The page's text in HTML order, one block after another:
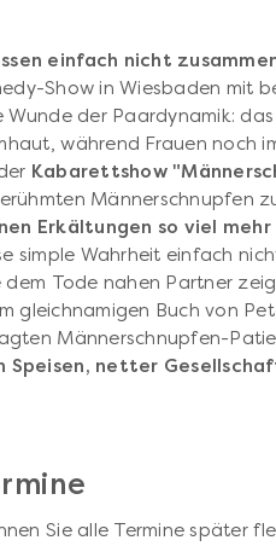
einfach nicht
Show in Wiesbaden mit
der Paardynamik:
während Frauen noch
Kabarettshow
Männerschnupfen
Erkältungen so viel mehr
simple Wahrheit einfach
Tode nahen Partner
gleichnamigen Buch von
Männerschnupfen-
Speisen, netter
Sie alle Termine später